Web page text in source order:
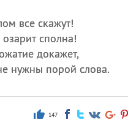
все скажут!
сполна!
докажет,
нужны порой слова.
147